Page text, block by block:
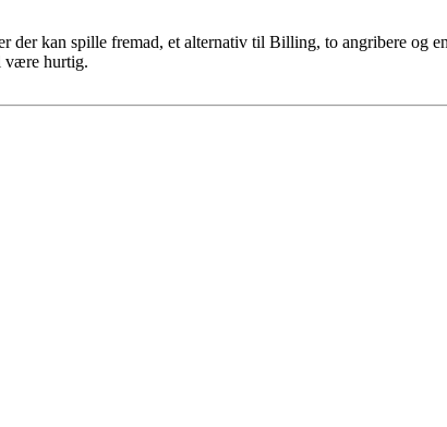
der kan spille fremad, et alternativ til Billing, to angribere og
være hurtig.